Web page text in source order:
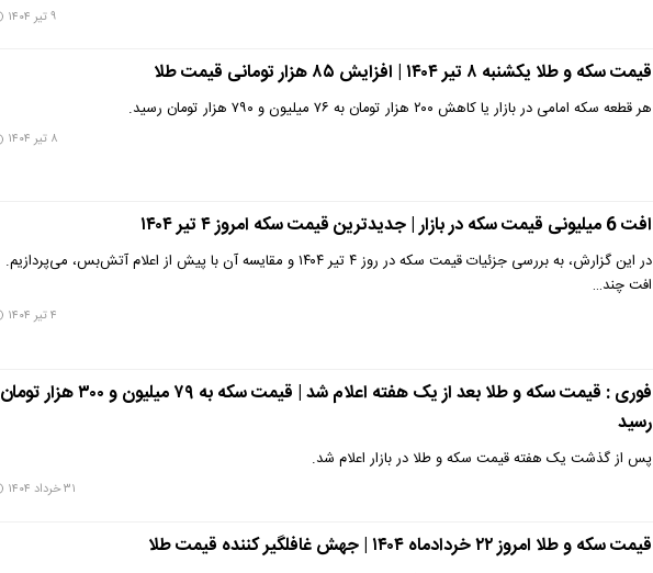
۹ تیر ۱۴۰۴
قیمت سکه و طلا یکشنبه ۸ تیر ۱۴۰۴ | افزایش ۸۵ هزار تومانی قیمت طلا
هر قطعه سکه امامی در بازار یا کاهش ۲۰۰ هزار تومان به ۷۶ میلیون و ۷۹۰ هزار تومان رسید.
۸ تیر ۱۴۰۴
افت 6 میلیونی قیمت سکه در بازار | جدیدترین قیمت سکه امروز ۴ تیر ۱۴۰۴
در این گزارش، به بررسی جزئیات قیمت سکه در روز ۴ تیر ۱۴۰۴ و مقایسه آن با پیش از اعلام آتش‌بس، می‌پردازیم.
افت چند…
۴ تیر ۱۴۰۴
فوری : قیمت سکه و طلا بعد از یک هفته اعلام شد | قیمت سکه به ۷۹ میلیون و ۳۰۰ هزار تومان
رسید
پس از گذشت یک هفته قیمت سکه و طلا در بازار اعلام شد.
۳۱ خرداد ۱۴۰۴
قیمت سکه و طلا امروز ۲۲ خردادماه ۱۴۰۴ | جهش غافلگیر کننده قیمت طلا